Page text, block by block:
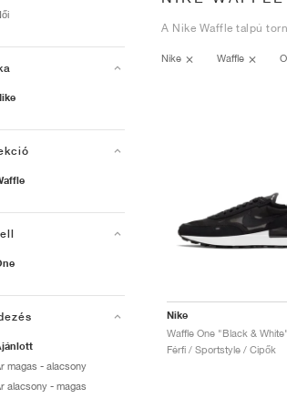
magas - alacsony
alacsony - magas
A Nike Waffle talpú
Nike Waffle
Nike
Waffle One "Black & White"
Férfi / Sportstyle / Cipők